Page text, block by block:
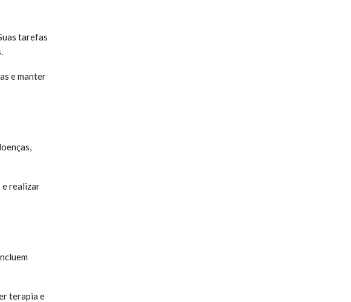
tarefas
e manter
e realizar
terapia e